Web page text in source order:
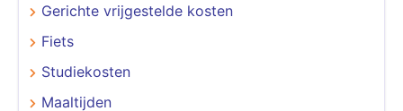
Gerichte vrijgestelde kosten
Fiets
Studiekosten
Maaltijden